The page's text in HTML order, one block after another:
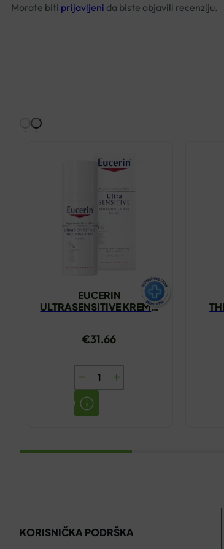
Morate biti prijavljeni da biste objavili recenziju.
EUCERIN
ULTRASENSITIVE KREMA
€31.66
EUCERIN
ULTRASENSITIVE
KREMA
SUHU
KORISNIČKA PODRŠKA